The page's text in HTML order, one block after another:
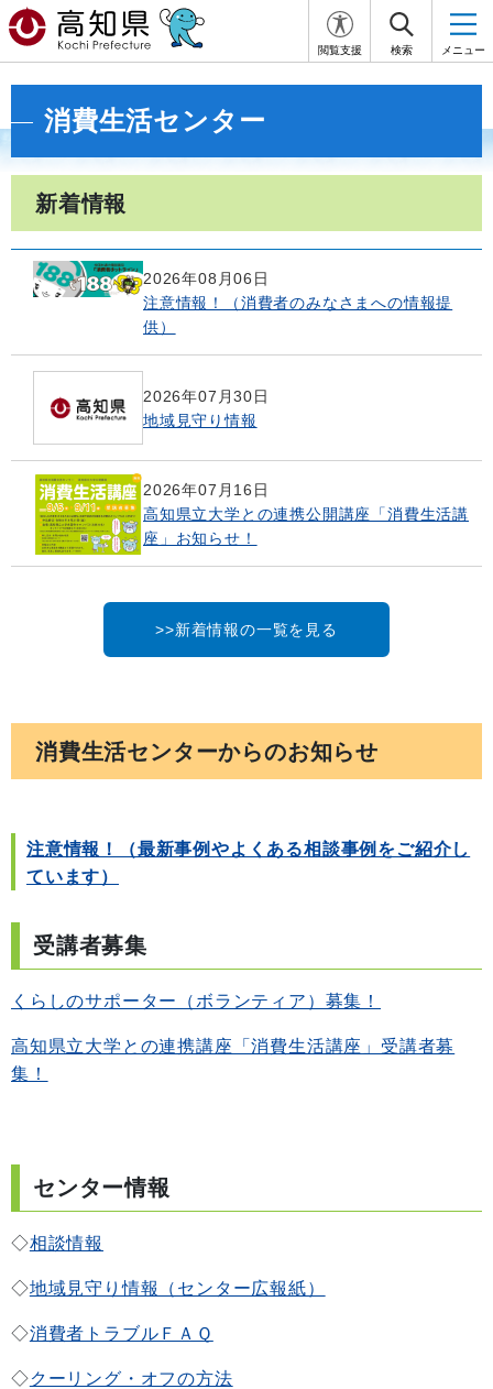
閲覧支援 検索 メニュー
消費生活センター
新着情報
2026年08月06日
注意情報！（消費者のみなさまへの情報提
供）
2026年07月30日
地域見守り情報
2026年07月16日
高知県立大学との連携公開講座「消費生活講
座」お知らせ！
>>新着情報の一覧を見る
消費生活センターからのお知らせ
注意情報！（最新事例やよくある相談事例をご紹介し
ています）
受講者募集
くらしのサポーター（ボランティア）募集！
高知県立大学との連携講座「消費生活講座」受講者募
集！
センター情報
◇相談情報
◇地域見守り情報（センター広報紙）
◇消費者トラブルＦＡＱ
◇クーリング・オフの方法